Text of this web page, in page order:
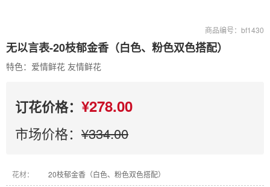
商品编号：bf1430
无以言表-20枝郁金香（白色、粉色双色搭配）
特色：爱情鲜花 友情鲜花
订花价格： ¥278.00
市场价格： ¥334.00
花材： 20枝郁金香（白色、粉色双色搭配）